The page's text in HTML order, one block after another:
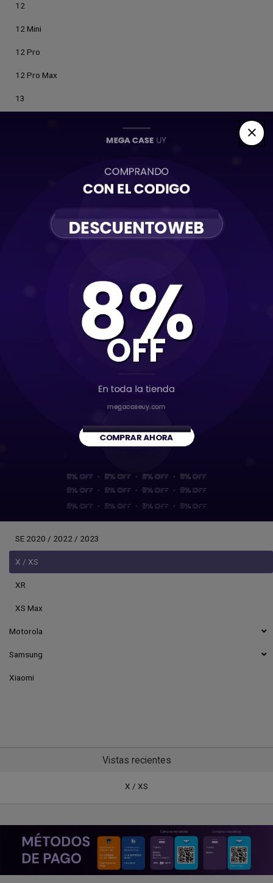
12
12 Mini
12 Pro
12 Pro Max
13
SE 2020 / 2022 / 2023
X / XS
XR
XS Max
Motorola
Samsung
Xiaomi
Vistas recientes
X / XS